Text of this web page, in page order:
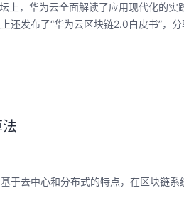
，华为云全面解读了应用现代化的实
还发布了“华为云区块链2.0白皮书”，
于去中心和分布式的特点，在区块链